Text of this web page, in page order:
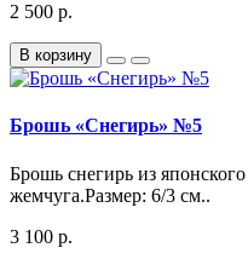
2 500 р.
В корзину
Брошь «Снегирь» №5
Брошь снегирь из
жемчуга.Размер: 6/3 см..
3 100 р.